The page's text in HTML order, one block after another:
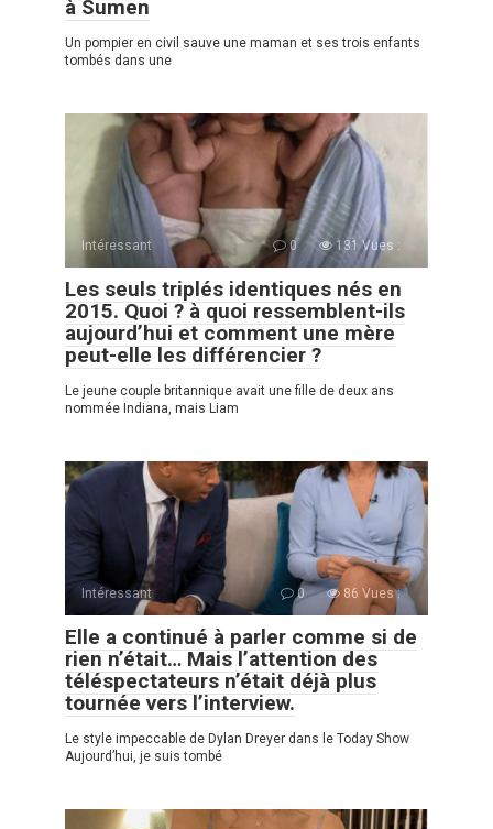
à Sumen
Un pompier en сivil sauve une maman et ses trois enfants
tombés dans une
Intéressant 0 131 Vues :
Les seuls triplés identiques nés en
2015. Quoi ? à quoi ressemblent-ils
aujourd’hui et comment une mère
peut-elle les différencier ?
Le jeune couple britannique avait une fille de deux ans
nommée Indiana, mais Liam
Intéressant 0 86 Vues :
Elle a continué à parler comme si de
rien n’était… Mais l’attention des
téléspectateurs n’était déjà plus
tournée vers l’interview.
Le style impeccable de Dylan Dreyer dans le Today Show
Aujourd’hui, je suis tombé